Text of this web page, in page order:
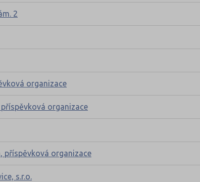
2
organizace
organizace
příspěvková organizace
s.r.o.